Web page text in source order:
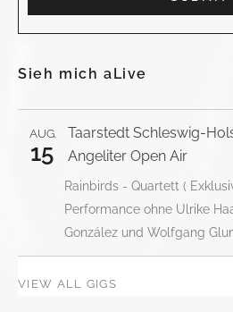
Sieh mich aLive
Taarstedt Schleswig-
AUG.
15 Angeliter Open Air
Rainbirds - Quartett (
Performance ohne Ulrike
González und Wolfgang
VIEW ALL GIGS